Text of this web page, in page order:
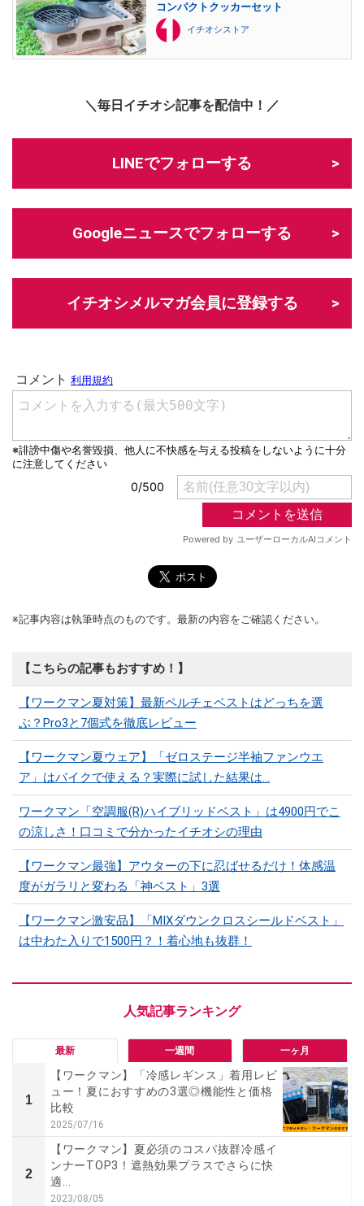
コンパクトクッカーセット
イチオシストア
＼毎日イチオシ記事を配信中！／
LINEでフォローする
Googleニュースでフォローする
イチオシメルマガ会員に登録する
※記事内容は執筆時点のものです。最新の内容をご確認ください。
【こちらの記事もおすすめ！】
【ワークマン夏対策】最新ペルチェベストはどっちを選
ぶ？Pro3と7個式を徹底レビュー
【ワークマン夏ウェア】「ゼロステージ半袖ファンウエ
ア」はバイクで使える？実際に試した結果は…
ワークマン「空調服(R)ハイブリッドベスト」は4900円でこ
の涼しさ！口コミで分かったイチオシの理由
【ワークマン最強】アウターの下に忍ばせるだけ！体感温
度がガラリと変わる「神ベスト」3選
【ワークマン激安品】「MIXダウンクロスシールドベスト」
は中わた入りで1500円？！着心地も抜群！
最新 一週間 一ヶ月
1
【ワークマン】「冷感レギンス」着用レビ
ュー！夏におすすめの3選◎機能性と価格
比較
2025/07/16
2
【ワークマン】夏必須のコスパ抜群冷感イ
ンナーTOP3！遮熱効果プラスでさらに快
適...
2023/08/05